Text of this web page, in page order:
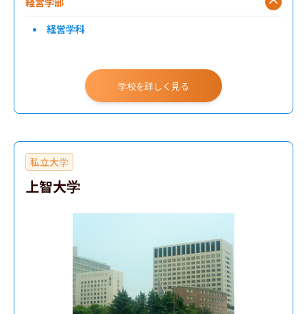
経営学科
学校を詳しく見る
私立大学
上智大学